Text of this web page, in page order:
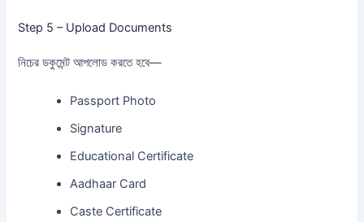
Step 5 – Upload Documents
নিচের ডকুমেন্ট আপলোড করতে হবে—
Passport Photo
Signature
Educational Certificate
Aadhaar Card
Caste Certificate